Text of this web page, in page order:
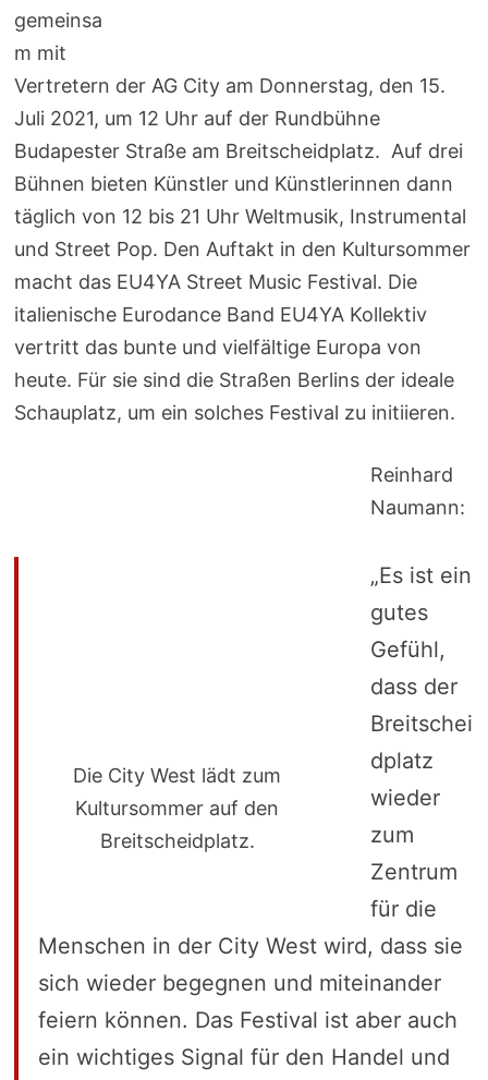
gemeinsa
m mit
Vertretern der AG City am Donnerstag, den 15.
Juli 2021, um 12 Uhr auf der Rundbühne
Budapester Straße am Breitscheidplatz. Auf drei
Bühnen bieten Künstler und Künstlerinnen dann
täglich von 12 bis 21 Uhr Weltmusik, Instrumental
und Street Pop. Den Auftakt in den Kultursommer
macht das EU4YA Street Music Festival. Die
italienische Eurodance Band EU4YA Kollektiv
vertritt das bunte und vielfältige Europa von
heute. Für sie sind die Straßen Berlins der ideale
Schauplatz, um ein solches Festival zu initiieren.
Die City West lädt zum
Kultursommer auf den
Breitscheidplatz.
Reinhard
Naumann:
„Es ist ein
gutes
Gefühl,
dass der
Breitschei
dplatz
wieder
zum
Zentrum
für die
Menschen in der City West wird, dass sie
sich wieder begegnen und miteinander
feiern können. Das Festival ist aber auch
ein wichtiges Signal für den Handel und